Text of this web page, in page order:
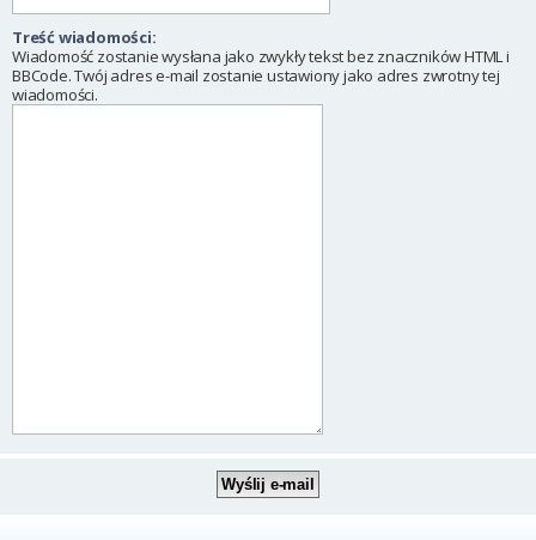
Treść wiadomości:
Wiadomość zostanie wysłana jako zwykły tekst bez znaczników HTML i
BBCode. Twój adres e-mail zostanie ustawiony jako adres zwrotny tej
wiadomości.